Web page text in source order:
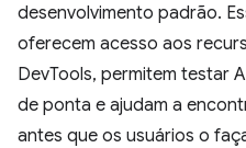
desenvolvimento padrão.
oferecem acesso aos
DevTools, permitem testar
de ponta e ajudam a
antes que os usuários o